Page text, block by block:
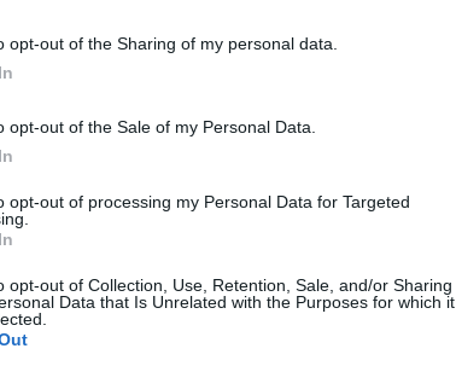
opt-out of the Sharing of my personal data.
opt-out of the Sale of my Personal Data.
opt-out of processing my Personal Data for Targeted
opt-out of Collection, Use, Retention, Sale, and/or Sharing
Data that Is Unrelated with the Purposes for which it